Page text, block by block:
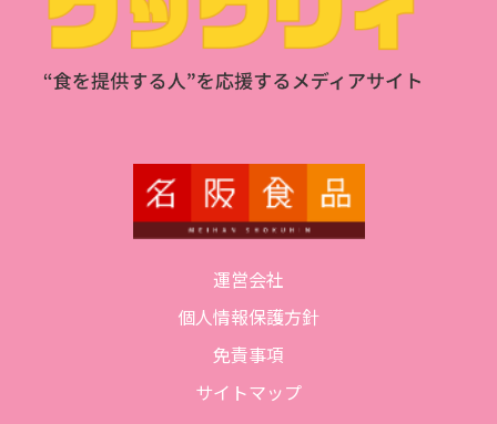
運営会社
個人情報保護方針
免責事項
サイトマップ